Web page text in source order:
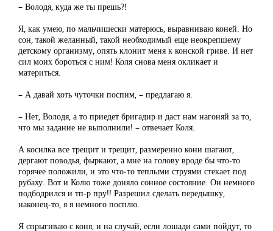
– Володя, куда же ты прешь?!
Я, как умею, по мальчишески матерюсь, выравниваю коней. Но
сон, такой желанный, такой необходимый еще неокрепшему
детскому организму, опять клонит меня к конской гриве. И нет
сил моих бороться с ним! Коля снова меня окликает и
материться.
– А давай хоть чуточки поспим, – предлагаю я.
– Нет, Володя, а то приедет бригадир и даст нам нагоняй за то,
что мы задание не выполнили! – отвечает Коля.
А косилка все трещит и трещит, размеренно кони шагают,
дергают поводья, фыркают, а мне на голову вроде бы что-то
горячее положили, и это что-то теплыми струями стекает под
рубаху. Вот и Колю тоже доняло сонное состояние. Он немного
подбодрился и тп-р пру!! Разрешил сделать передышку,
наконец-то, я я немного посплю.
Я спрыгиваю с коня, и на случай, если лошади сами пойдут, то